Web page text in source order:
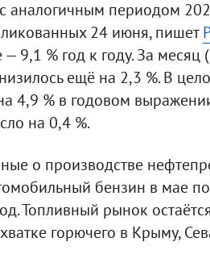
аналогичным периодом
24 июня, пишет
9,1 % год к году. За месяц
ещё на 2,3 %. В
4,9 % в годовом
на 0,4 %.
о производстве
бензин в мае
Топливный рынок
горючего в Крыму,